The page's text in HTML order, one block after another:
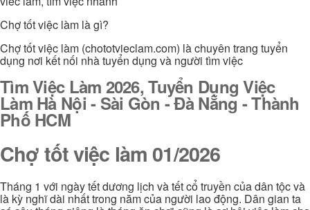
Chợ tốt việc làm là gì?
Chợ tốt việc làm (chototvieclam.com) là chuyên trang tuyển
dụng nơi kết nối nhà tuyển dụng và người tìm việc
Tìm Việc Làm 2026, Tuyển Dụng Việc
Làm Hà Nội - Sài Gòn - Đà Nẵng - Thành
Phố HCM
Chợ tốt việc làm 01/2026
Tháng 1 với ngày tết dương lịch và tết cổ truyền của dân tộc và
là kỳ nghĩ dài nhất trong năm của người lao động. Dân gian ta